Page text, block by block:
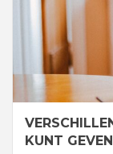
KUNT GEVEN